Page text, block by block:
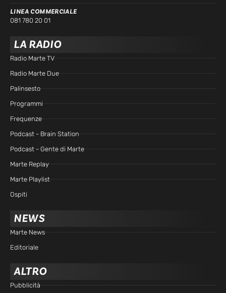
LINEA COMMERCIALE
081 780 20 01
LA RADIO
Radio Marte TV
Radio Marte Due
Palinsesto
Programmi
Frequenze
Podcast - Brain Station
Podcast - Gente di Marte
Marte Replay
Marte Playlist
Ospiti
NEWS
Marte News
Editoriale
ALTRO
Pubblicità